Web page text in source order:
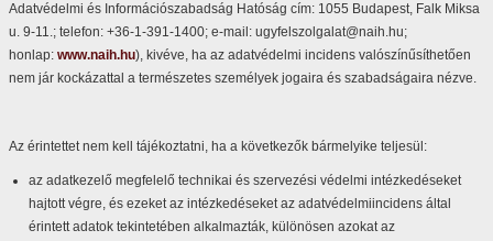
Adatvédelmi és Információszabadság Hatóság cím: 1055 Budapest, Falk Miksa
u. 9-11.; telefon: +36-1-391-1400; e-mail: ugyfelszolgalat@naih.hu;
honlap: www.naih.hu), kivéve, ha az adatvédelmi incidens valószínűsíthetően
nem jár kockázattal a természetes személyek jogaira és szabadságaira nézve.
Az érintettet nem kell tájékoztatni, ha a következők bármelyike teljesül:
az adatkezelő megfelelő technikai és szervezési védelmi intézkedéseket
hajtott végre, és ezeket az intézkedéseket az adatvédelmiincidens által
érintett adatok tekintetében alkalmazták, különösen azokat az